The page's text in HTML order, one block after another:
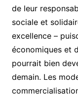
de leur
sociale et
excellence –
économiques et
pourrait bien
demain. Les